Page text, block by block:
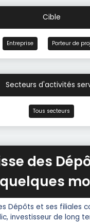
Cible
Entreprise Porteur de
Secteurs d'activités
Tous secteurs
des
quelques
Dépôts et ses filiales
investisseur de long